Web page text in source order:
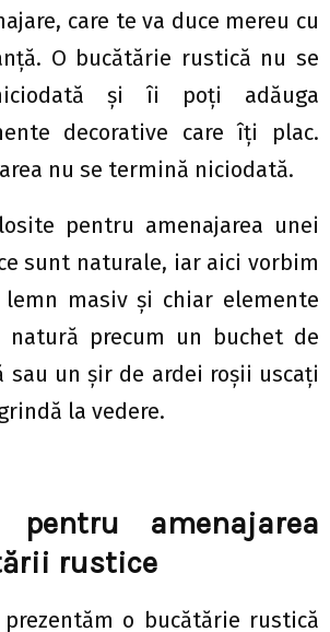
care te va duce mereu cu
O bucătărie rustică nu se
și îi poți adăuga
decorative care îți plac.
nu se termină niciodată.
pentru amenajarea unei
sunt naturale, iar aici vorbim
masiv și chiar elemente
natură precum un buchet de
sau un șir de ardei roșii uscați
la vedere.
pentru amenajarea
rustice
o bucătărie rustică